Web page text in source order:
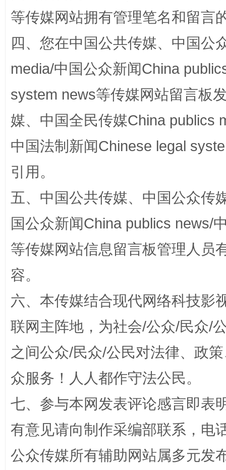
国家大学科技园优化重塑工作
完善运行机制助力责任有效落实 一纸欠
等传媒网站拥有管理笔名和留言
四、您在中国公共传媒、中国公
media/中国公众新闻China
system news等传媒网站留言板
媒、中国全民传媒China publics
中国法制新闻Chinese legal
引用。
五、中国公共传媒、中国公众传
国公众新闻China publics news/
等传媒网站信息留言板管理人员
容。
六、本传媒结合现代网络科技影
联网主阵地，为社会/公众/民众/
之间公众/民众/公民对法律、政
众服务！人人都作守法公民。
七、参与本网发表评论感言即表
有意见请向制作采编部联系，电
公众传媒所有辅助网站属多元发